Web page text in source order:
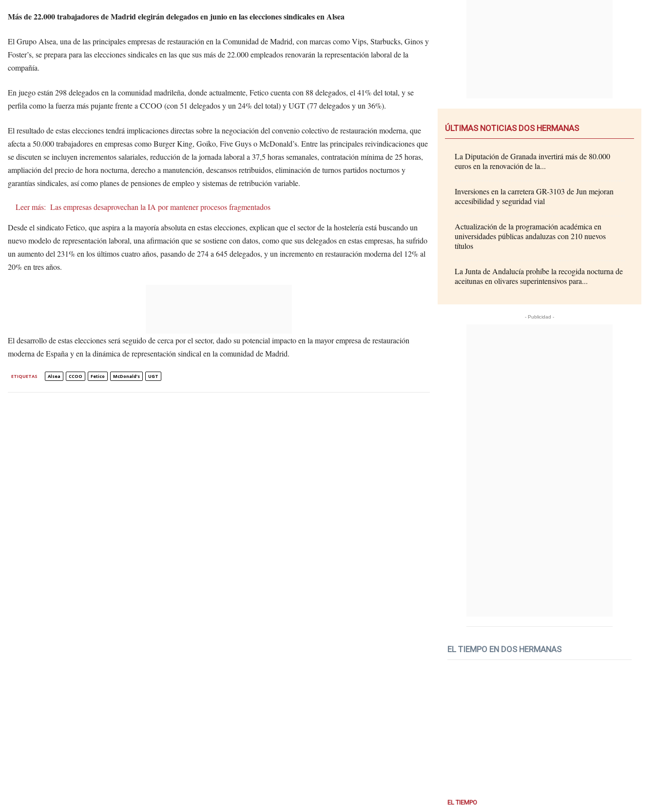
Más de 22.000 trabajadores de Madrid elegirán delegados en junio en las elecciones sindicales en Alsea
El Grupo Alsea, una de las principales empresas de restauración en la Comunidad de Madrid, con marcas como Vips, Starbucks, Ginos y
Foster’s, se prepara para las elecciones sindicales en las que sus más de 22.000 empleados renovarán la representación laboral de la
compañía.
En juego están 298 delegados en la comunidad madrileña, donde actualmente, Fetico cuenta con 88 delegados, el 41% del total, y se
perfila como la fuerza más pujante frente a CCOO (con 51 delegados y un 24% del total) y UGT (77 delegados y un 36%).
El resultado de estas elecciones tendrá implicaciones directas sobre la negociación del convenio colectivo de restauración moderna, que
afecta a 50.000 trabajadores en empresas como Burger King, Goiko, Five Guys o McDonald’s. Entre las principales reivindicaciones que
se discuten se incluyen incrementos salariales, reducción de la jornada laboral a 37,5 horas semanales, contratación mínima de 25 horas,
ampliación del precio de hora nocturna, derecho a manutención, descansos retribuidos, eliminación de turnos partidos nocturnos y
garantías sindicales, así como planes de pensiones de empleo y sistemas de retribución variable.
Leer más: Las empresas desaprovechan la IA por mantener procesos fragmentados
Desde el sindicato Fetico, que aspira a la mayoría absoluta en estas elecciones, explican que el sector de la hostelería está buscando un
nuevo modelo de representación laboral, una afirmación que se sostiene con datos, como que sus delegados en estas empresas, ha sufrido
un aumento del 231% en los últimos cuatro años, pasando de 274 a 645 delegados, y un incremento en restauración moderna del 12% al
20% en tres años.
El desarrollo de estas elecciones será seguido de cerca por el sector, dado su potencial impacto en la mayor empresa de restauración
moderna de España y en la dinámica de representación sindical en la comunidad de Madrid.
ETIQUETAS Alsea CCOO Fetico McDonald’s UGT
ÚLTIMAS NOTICIAS DOS HERMANAS
La Diputación de Granada invertirá más de 80.000
euros en la renovación de la...
Inversiones en la carretera GR-3103 de Jun mejoran
accesibilidad y seguridad vial
Actualización de la programación académica en
universidades públicas andaluzas con 210 nuevos
títulos
La Junta de Andalucía prohíbe la recogida nocturna de
aceitunas en olivares superintensivos para...
- Publicidad -
EL TIEMPO EN DOS HERMANAS
EL TIEMPO